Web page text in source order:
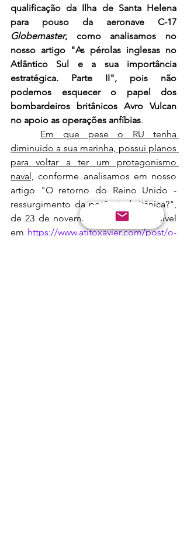
qualificação da Ilha de Santa Helena
Globemaster, como analisamos no
nosso artigo "As pérolas inglesas no
Atlântico Sul e a sua importância
estratégica. Parte II", pois não
podemos esquecer o papel dos
bombardeiros britânicos Avro Vulcan
no apoio as operações anfíbias.
Em que pese o RU tenha
diminuído a sua marinha, possui planos
para voltar a ter um protagonismo
naval,
conforme analisamos em nosso
artigo "O retorno do Reino Unido -
ressurgimento da potência britânica?",
de 23 de novembro de 2020, acessível
em https://www.atitoxavier.com/post/o-